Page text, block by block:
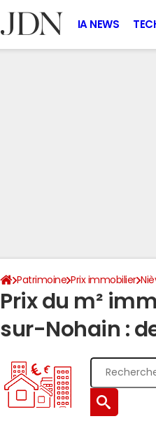
IA NEWS
Patrimoine Prix immobilier
Prix du m²
sur-Nohain :